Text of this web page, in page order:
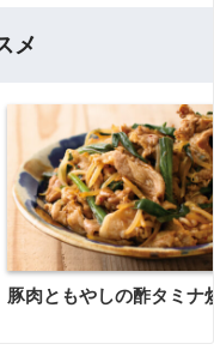
メ
豚肉ともやしの酢タミナ